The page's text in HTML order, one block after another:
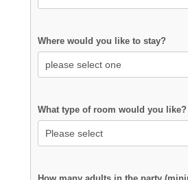
Where would you like to stay?
What type of room would you like?